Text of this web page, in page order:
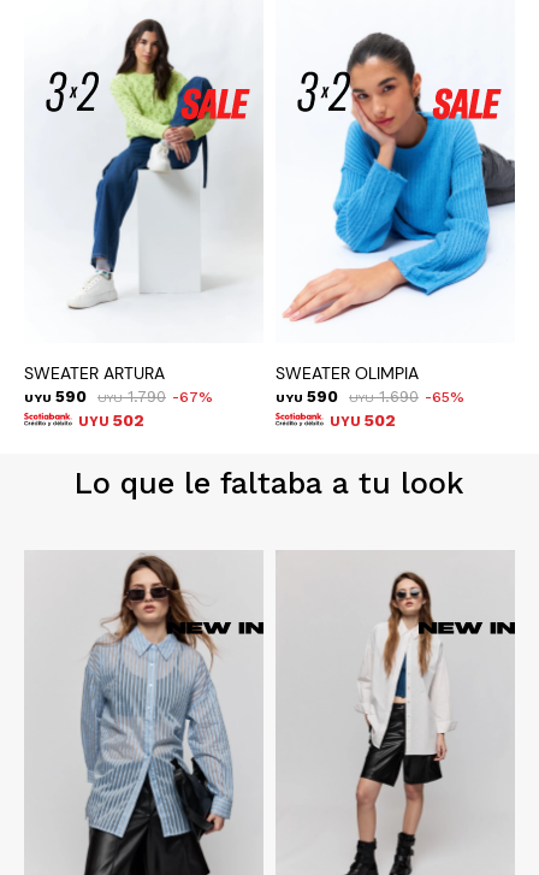
SWEATER ARTURA
UYU 590 UYU 1.790 67
UYU 502
SWEATER OLIMPIA
UYU 590 UYU 1.690 65
UYU 502
Lo que le faltaba a tu look